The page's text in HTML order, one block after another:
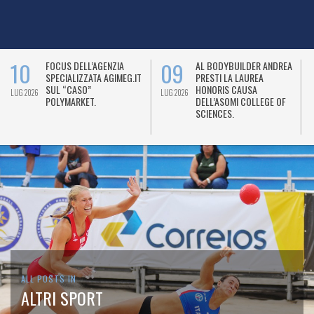
10
LUG 2026
FOCUS DELL’AGENZIA
SPECIALIZZATA AGIMEG.IT
SUL “CASO”
POLYMARKET.
09
LUG 2026
AL BODYBUILDER ANDREA
PRESTI LA LAUREA
HONORIS CAUSA
DELL’ASOMI COLLEGE OF
SCIENCES.
ALL POSTS IN
ALTRI SPORT